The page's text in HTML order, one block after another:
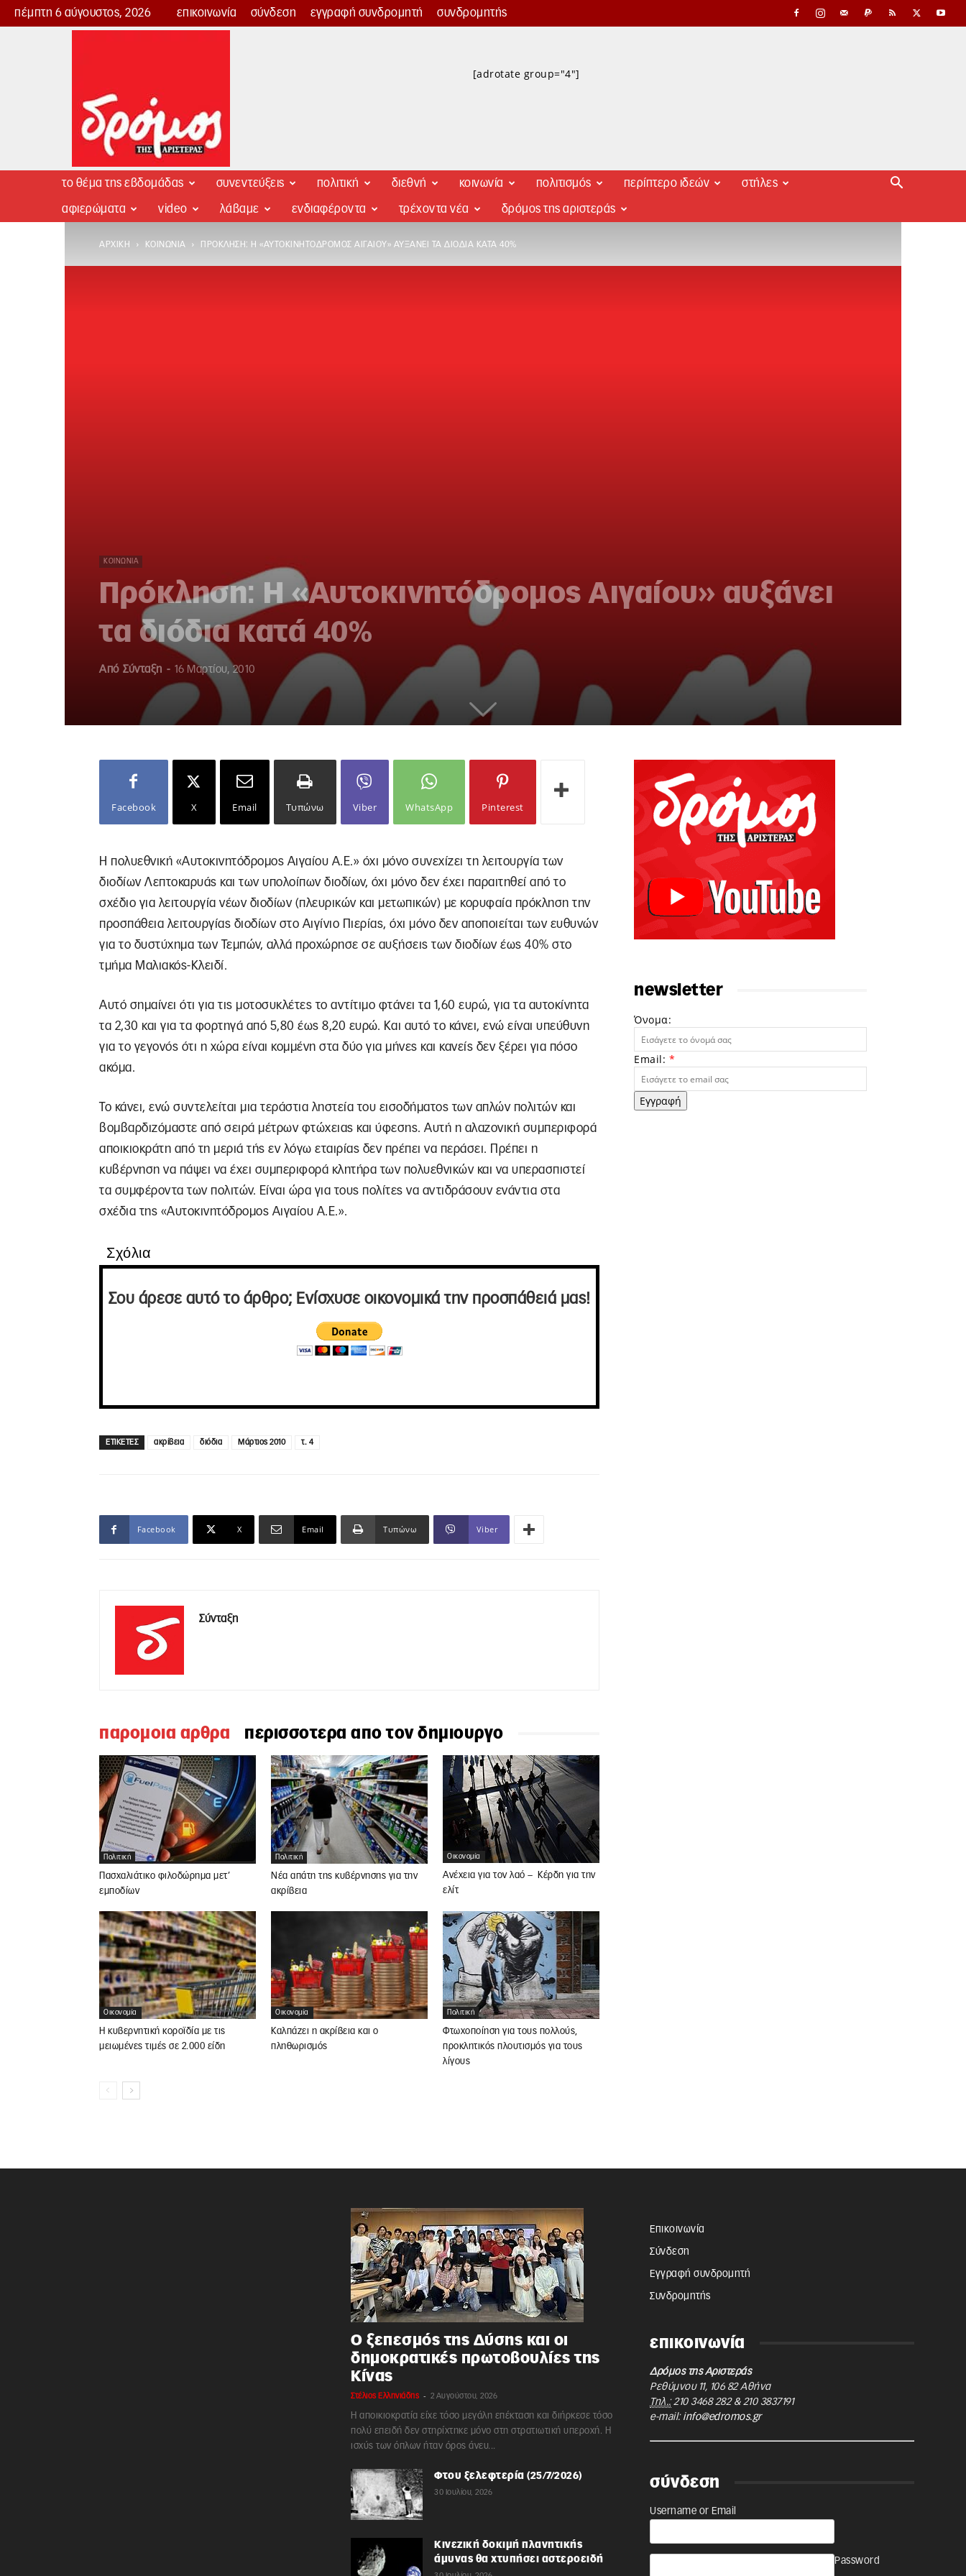
πέμπτη 6 αύγουστος, 2026 επικοινωνία σύνδεση εγγραφή συνδρομητή συνδρομητής
Δρόμος
[adrotate group="4"]
το θέμα της εβδομάδας συνεντεύξεις πολιτική διεθνή κοινωνία πολιτισμός περίπτερο ιδεών στήλες
αφιερώματα video λάβαμε ενδιαφέροντα τρέχοντα νέα δρόμος της αριστεράς
ΑΡΧΙΚΉ ΚΟΙΝΩΝΊΑ ΠΡΌΚΛΗΣΗ: Η «ΑΥΤΟΚΙΝΗΤΌΔΡΟΜΟΣ ΑΙΓΑΊΟΥ» ΑΥΞΆΝΕΙ ΤΑ ΔΙΌΔΙΑ ΚΑΤΆ 40%
ΚΟΙΝΩΝΊΑ
Πρόκληση: Η «Αυτοκινητόδρομος Αιγαίου» αυξάνει
τα διόδια κατά 40%
Από Σύνταξη - 16 Μαρτίου, 2010
Facebook X Email Τυπώνω Viber WhatsApp Pinterest
Η πολυεθνική «Αυτοκινητόδρομος Αιγαίου Α.Ε.» όχι μόνο συνεχίζει τη λειτουργία των
διοδίων Λεπτοκαρυάς και των υπολοίπων διοδίων, όχι μόνο δεν έχει παραιτηθεί από το
σχέδιο για λειτουργία νέων διοδίων (πλευρικών και μετωπικών) με κορυφαία πρόκληση την
προσπάθεια λειτουργίας διοδίων στο Αιγίνιο Πιερίας, όχι μόνο δεν αποποιείται των ευθυνών
για το δυστύχημα των Τεμπών, αλλά προχώρησε σε αυξήσεις των διοδίων έως 40% στο
τμήμα Μαλιακός-Κλειδί.
Αυτό σημαίνει ότι για τις μοτοσυκλέτες το αντίτιμο φτάνει τα 1,60 ευρώ, για τα αυτοκίνητα
τα 2,30 και για τα φορτηγά από 5,80 έως 8,20 ευρώ. Και αυτό το κάνει, ενώ είναι υπεύθυνη
για το γεγονός ότι η χώρα είναι κομμένη στα δύο για μήνες και κανείς δεν ξέρει για πόσο
ακόμα.
Το κάνει, ενώ συντελείται μια τεράστια ληστεία του εισοδήματος των απλών πολιτών και
βομβαρδιζόμαστε από σειρά μέτρων φτώχειας και ύφεσης. Αυτή η αλαζονική συμπεριφορά
αποικιοκράτη από τη μεριά τής εν λόγω εταιρίας δεν πρέπει να περάσει. Πρέπει η
κυβέρνηση να πάψει να έχει συμπεριφορά κλητήρα των πολυεθνικών και να υπερασπιστεί
τα συμφέροντα των πολιτών. Είναι ώρα για τους πολίτες να αντιδράσουν ενάντια στα
σχέδια της «Αυτοκινητόδρομος Αιγαίου Α.Ε.».
Σχόλια
Σου άρεσε αυτό το άρθρο; Ενίσχυσε οικονομικά την προσπάθειά μας!
ΕΤΙΚΕΤΕΣ ακρίβεια διόδια Μάρτιος 2010 τ. 4
Facebook X Email Τυπώνω Viber
Σύνταξη
παρομοια αρθρα περισσοτερα απο τον δημιουργο
Πολιτική
Πασχαλιάτικο φιλοδώρημα μετ’
εμποδίων
Πολιτική
Νέα απάτη της κυβέρνησης για την
ακρίβεια
Οικονομία
Ανέχεια για τον λαό – Κέρδη για την
ελίτ
Οικονομία
Η κυβερνητική κοροϊδία με τις
μειωμένες τιμές σε 2.000 είδη
Οικονομία
Καλπάζει η ακρίβεια και ο
πληθωρισμός
Πολιτική
Φτωχοποίηση για τους πολλούς,
προκλητικός πλουτισμός για τους
λίγους
newsletter
Όνομα:
Email: *
Εγγραφή
Ο ξεπεσμός της Δύσης και οι
δημοκρατικές πρωτοβουλίες της
Κίνας
Στέλιος Ελληνιάδης - 2 Αυγούστου, 2026
Η αποικιοκρατία είχε τόσο μεγάλη επέκταση και διήρκεσε τόσο
πολύ επειδή δεν στηρίχτηκε μόνο στη στρατιωτική υπεροχή. Η
ισχύς των όπλων ήταν όρος άνευ...
Φτου ξελεφτερία (25/7/2026)
30 Ιουλίου, 2026
Κινεζική δοκιμή πλανητικής
άμυνας θα χτυπήσει αστεροειδή
Επικοινωνία
Σύνδεση
Εγγραφή συνδρομητή
Συνδρομητής
επικοινωνία
Δρόμος της Αριστεράς
Ρεθύμνου 11, 106 82 Αθήνα
Τηλ.: 210 3468 282& 210 3837191
e-mail: info@edromos.gr
σύνδεση
Username or Email
Password